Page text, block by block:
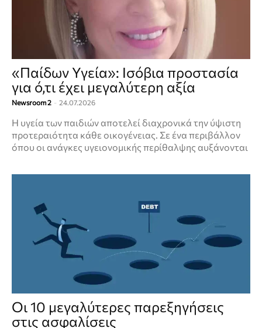
«Παίδων Υγεία»: Ισόβια προστασία
για ό,τι έχει μεγαλύτερη αξία
Newsroom 2 - 24.07.2026
Η υγεία των παιδιών αποτελεί διαχρονικά την ύψιστη
προτεραιότητα κάθε οικογένειας. Σε ένα περιβάλλον
όπου οι ανάγκες υγειονομικής περίθαλψης αυξάνονται
Οι 10 μεγαλύτερες παρεξηγήσεις
στις ασφαλίσεις